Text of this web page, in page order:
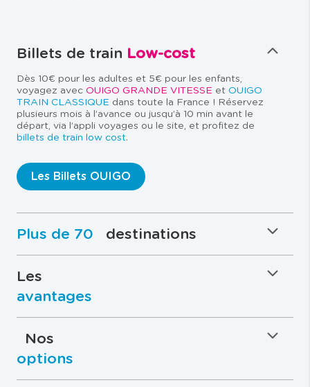
Billets de train Low-cost
Dès 10€ pour les adultes et 5€ pour les enfants,
voyagez avec OUIGO GRANDE VITESSE et OUIGO
TRAIN CLASSIQUE dans toute la France ! Réservez
plusieurs mois à l’avance ou jusqu’à 10 min avant le
départ, via l’appli voyages ou le site, et profitez de
billets de train low cost.
Les Billets OUIGO
Plus de 70 destinations
Les
avantages
Nos
options